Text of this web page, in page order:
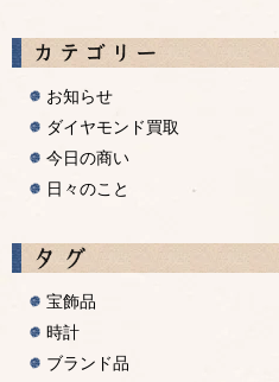
お知らせ
ダイヤモンド買取
今日の商い
日々のこと
宝飾品
時計
ブランド品